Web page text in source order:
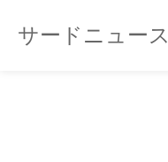
サードニュース